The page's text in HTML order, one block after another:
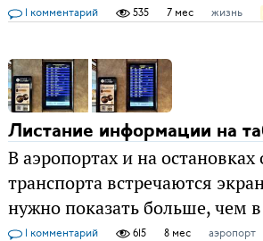
1 комментарий 535 7 мес жизнь
Листание информации на
В аэропортах и на
транспорта встречаются
нужно показать больше, чем в
1 комментарий 615 8 мес аэропорт